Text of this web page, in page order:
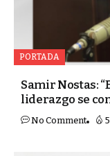
PORTADA
Samir Nostas:
liderazgo se
No Comment